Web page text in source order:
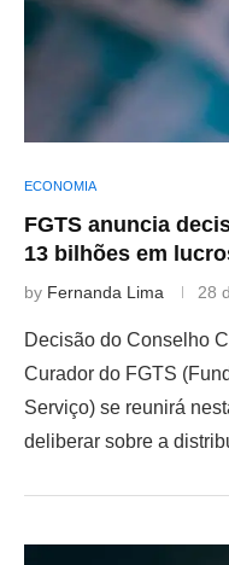
ECONOMIA
FGTS anuncia
13 bilhões em
by Fernanda Lima 28
Decisão do Conselho
Curador do FGTS
Serviço) se reunirá
deliberar sobre a